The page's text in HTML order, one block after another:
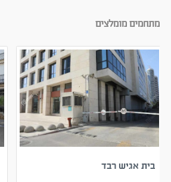
מתחמים מומלצים
בית אגיש רבד